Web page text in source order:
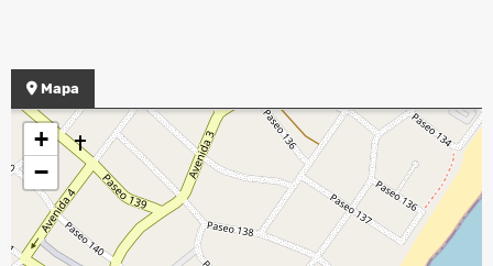
Mapa
+
−